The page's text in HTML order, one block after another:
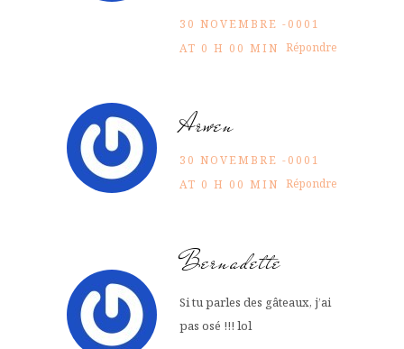
30 NOVEMBRE -0001
AT 0 H 00 MIN Répondre
Arwen
30 NOVEMBRE -0001
AT 0 H 00 MIN Répondre
Bernadette
Si tu parles des gâteaux, j’ai
pas osé !!! lol